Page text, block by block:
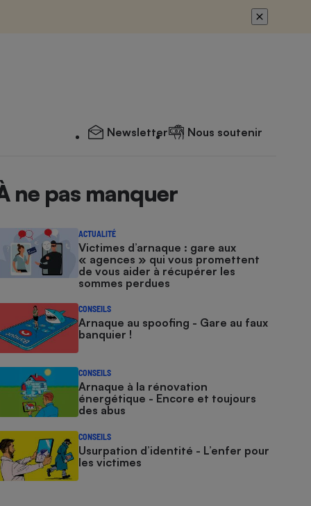
Newsletter Nous soutenir
ne pas manquer
ACTUALITÉ
Victimes d’arnaque : gare aux
« agences » qui vous promettent
de vous aider à récupérer les
sommes perdues
CONSEILS
Arnaque au spoofing - Gare au faux
banquier !
CONSEILS
Arnaque à la rénovation
énergétique - Encore et toujours
des abus
CONSEILS
Usurpation d’identité - L’enfer pour
les victimes